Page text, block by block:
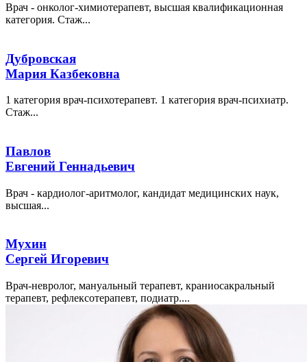
Врач - онколог-химиотерапевт, высшая квалификационная
категория. Стаж...
Дубровская
Мария Казбековна
1 категория врач-психотерапевт. 1 категория врач-психиатр.
Стаж...
Павлов
Евгений Геннадьевич
Врач - кардиолог-аритмолог, кандидат медицинских наук,
высшая...
Мухин
Сергей Игоревич
Врач-невролог, мануальный терапевт, краниосакральный
терапевт, рефлексотерапевт, подиатр....